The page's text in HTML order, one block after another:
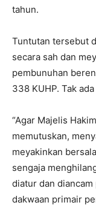
tahun.
Tuntutan tersebut
secara sah dan
pembunuhan
338 KUHP. Tak
“Agar Majelis
memutuskan,
meyakinkan
sengaja
diatur dan diancam
dakwaan primair